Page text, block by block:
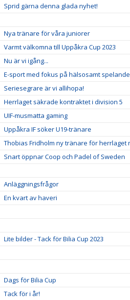
Sprid gärna denna glada nyhet!
Nya tränare för våra juniorer
Varmt välkomna till Uppåkra Cup 2023
Nu är vi igång...
E-sport med fokus på hälsosamt spelande
Seriesegrare är vi allihopa!
Herrlaget säkrade kontraktet i division 5
UIF-musmatta gaming
Uppåkra IF söker U19-tränare
Thobias Fridholm ny tränare för herrlaget
Snart öppnar Coop och Padel of Sweden
Anläggningsfrågor
En kvart av haveri
Lite bilder - Tack för Bilia Cup 2023
Dags för Bilia Cup
Tack för i år!